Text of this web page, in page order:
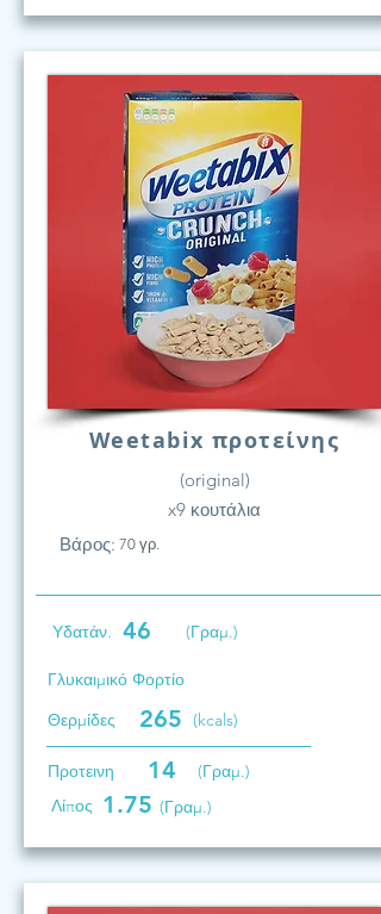
Weetabix προτείνης
(original)
x9 κουτάλια
Βάρος: 70 γρ.
Υδατάν. 46 (Γραμ.)
Γλυκαιμικό Φορτίο
Θερμίδες
265 (kcals)
Προτεινη 14
(Γραμ.)
Λίπος 1.75 (Γραμ.)